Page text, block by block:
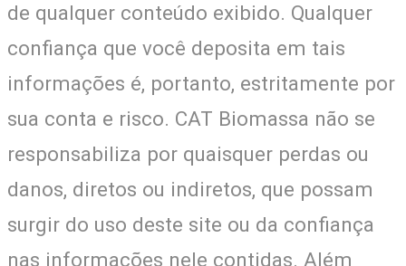
de qualquer conteúdo exibido. Qualquer
confiança que você deposita em tais
informações é, portanto, estritamente por
sua conta e risco. CAT Biomassa não se
responsabiliza por quaisquer perdas ou
danos, diretos ou indiretos, que possam
surgir do uso deste site ou da confiança
nas informações nele contidas. Além